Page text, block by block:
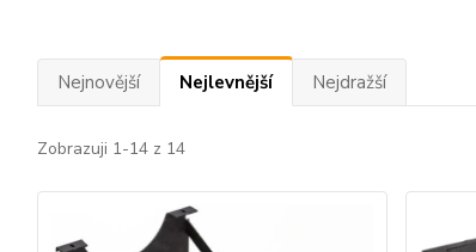
Nejnovější Nejlevnější Nejdražší
Zobrazuji 1-14 z 14